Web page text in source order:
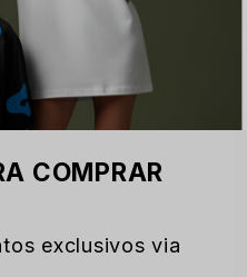
COMPRAR
exclusivos via